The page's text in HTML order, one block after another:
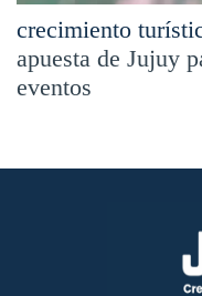
crecimiento
apuesta de Jujuy
eventos